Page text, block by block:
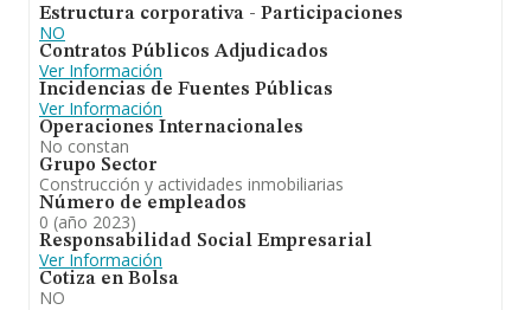
Estructura corporativa - Participaciones
NO
Contratos Públicos Adjudicados
Ver Información
Incidencias de Fuentes Públicas
Ver Información
Operaciones Internacionales
No constan
Grupo Sector
Construcción y actividades inmobiliarias
Número de empleados
0 (año 2023)
Responsabilidad Social Empresarial
Ver Información
Cotiza en Bolsa
NO